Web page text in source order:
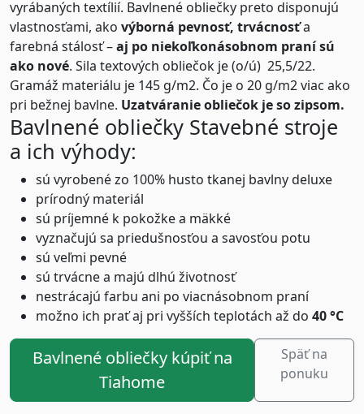
vyrábaných textílií. Bavlnené obliečky preto disponujú
vlastnosťami, ako výborná pevnosť, trvácnosťa
farebná stálosť –aj po niekoľkonásobnom praní sú
ako nové. Sila textových obliečok je (o/ú) 25,5/22.
Gramáž materiálu je 145 g/m2. Čo je o 20 g/m2 viac ako
pri bežnej bavlne. Uzatváranie obliečok je so zipsom.
Bavlnené obliečky Stavebné stroje
a ich výhody:
sú vyrobené zo 100% husto tkanej bavlny deluxe
prírodný materiál
sú príjemné k pokožke a mäkké
vyznačujú sa priedušnosťou a savosťou potu
sú veľmi pevné
sú trvácne a majú dlhú životnosť
nestrácajú farbu ani po viacnásobnom praní
možno ich prať aj pri vyšších teplotách až do 40 °C
Bavlnené obliečky kúpiť na
Tiahome
Späť na
ponuku